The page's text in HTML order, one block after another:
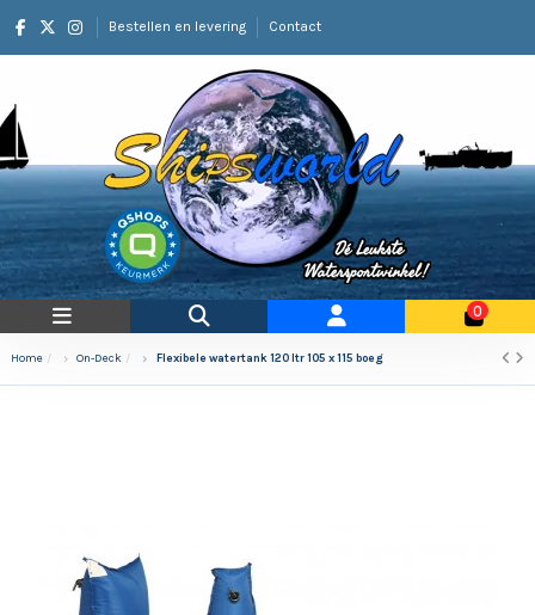
Bestellen en levering Contact
0
Home On-Deck Flexibele watertank 120 ltr 105 x 115 boeg